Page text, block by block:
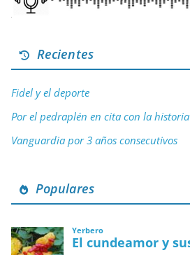
Recientes
Fidel y el deporte
Por el pedraplén en cita con la historia
Vanguardia por 3 años consecutivos
Populares